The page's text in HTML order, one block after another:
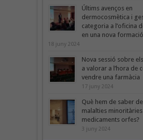
Últims avenços en
dermocosmètica i
categoria a l’oficina
en una nova
18 juny 2024
Nova sessió sobre
a valorar a l’hora de
vendre una farmàcia
17 juny 2024
Què hem de saber
malalties
medicaments orfes?
3 juny 2024